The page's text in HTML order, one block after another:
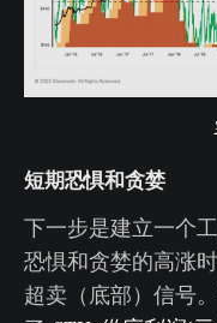
短期恐惧和贪婪
下一步是建立一个
恐惧和贪婪的高涨
超卖（底部）信号